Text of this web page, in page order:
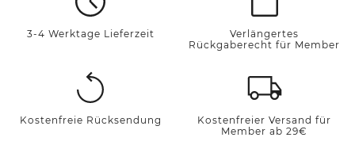
3-4 Werktage Lieferzeit
Verlängertes
Rückgaberecht für Member
Kostenfreie Rücksendung
Kostenfreier Versand für
Member ab 29€